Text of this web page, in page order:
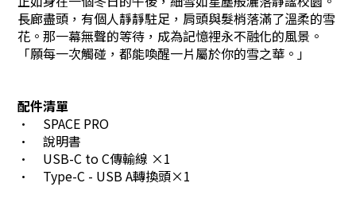
長廊盡頭，有個人靜靜駐足，肩頭與髮梢落滿了溫柔的雪
花。那一幕無聲的等待，成為記憶裡永不融化的風景。
「願每一次觸碰，都能喚醒一片屬於你的雪之華。」
配件清單
•
SPACE PRO
•
說明書
•
USB-C to C傳輸線 ×1
•
Type-C - USB A轉換頭×1